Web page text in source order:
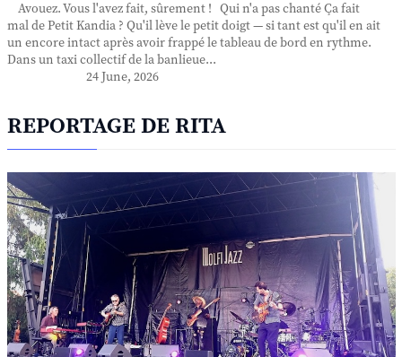
Avouez. Vous l'avez fait, sûrement ! Qui n'a pas chanté Ça fait
mal de Petit Kandia ? Qu'il lève le petit doigt — si tant est qu'il en ait
un encore intact après avoir frappé le tableau de bord en rythme.
Dans un taxi collectif de la banlieue...
24 June, 2026
REPORTAGE DE RITA